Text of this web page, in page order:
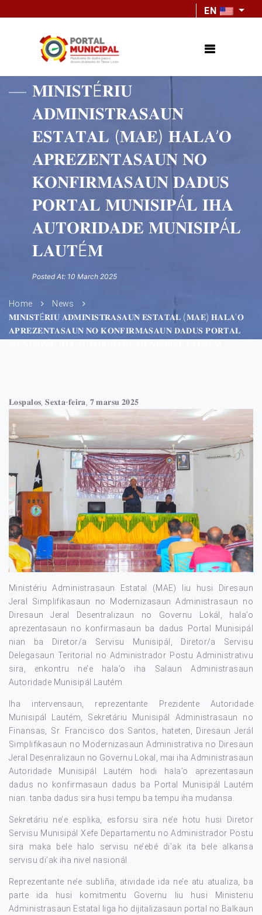
EN
𝐌𝐈𝐍𝐈𝐒𝐓É𝐑𝐈𝐔
𝐀𝐃𝐌𝐈𝐍𝐈𝐒𝐓𝐑𝐀𝐒𝐀𝐔𝐍
𝐄𝐒𝐓𝐀𝐓𝐀𝐋 (𝐌𝐀𝐄) 𝐇𝐀𝐋𝐀’𝐎
𝐀𝐏𝐑𝐄𝐙𝐄𝐍𝐓𝐀𝐒𝐀𝐔𝐍 𝐍𝐎
𝐊𝐎𝐍𝐅𝐈𝐑𝐌𝐀𝐒𝐀𝐔𝐍 𝐃𝐀𝐃𝐔𝐒
𝐏𝐎𝐑𝐓𝐀𝐋 𝐌𝐔𝐍𝐈𝐒𝐈𝐏Á𝐋 𝐈𝐇𝐀
𝐀𝐔𝐓𝐎𝐑𝐈𝐃𝐀𝐃𝐄 𝐌𝐔𝐍𝐈𝐒𝐈𝐏Á𝐋
𝐋𝐀𝐔𝐓É𝐌
Posted At: 10 March 2025
Home
News
𝐌𝐈𝐍𝐈𝐒𝐓É𝐑𝐈𝐔 𝐀𝐃𝐌𝐈𝐍𝐈𝐒𝐓𝐑𝐀𝐒𝐀𝐔𝐍 𝐄𝐒𝐓𝐀𝐓𝐀𝐋 (𝐌𝐀𝐄) 𝐇𝐀𝐋𝐀’𝐎
𝐀𝐏𝐑𝐄𝐙𝐄𝐍𝐓𝐀𝐒𝐀𝐔𝐍 𝐍𝐎 𝐊𝐎𝐍𝐅𝐈𝐑𝐌𝐀𝐒𝐀𝐔𝐍 𝐃𝐀𝐃𝐔𝐒 𝐏𝐎𝐑𝐓𝐀𝐋
𝐋𝐨𝐬𝐩𝐚𝐥𝐨𝐬, 𝐒𝐞𝐱𝐭𝐚-𝐟𝐞𝐢𝐫𝐚, 𝟕 𝐦𝐚𝐫𝐬𝐮 𝟐𝟎𝟐𝟓
Ministériu Administrasaun Estatal (MAE) liu husi Diresaun
Jeral Simplifikasaun no Modernizasaun Administrasaun no
Diresaun Jeral Desentralizaun no Governu Lokál, hala’o
aprezentasaun no konfirmasaun ba dadus Portal Munisipál
nian ba Diretor/a Servisu Munisipál, Diretor/a Servisu
Delegasaun Teritorial no Administrador Postu Administrativu
sira, enkontru ne’e hala’o iha Salaun Administrasaun
Autoridade Munisipál Lautém.
Iha intervensaun, reprezentante Prezidente Autoridade
Munisipál Lautém, Sekretáriu Munisipál Administrasaun no
Finansas, Sr. Francisco dos Santos, hateten, Diresaun Jerál
Simplifikasaun no Modernizasaun Administrativa no Diresaun
Jeral Desenralizaun no Governu Lokal, mai iha Administrasaun
Autoridade Munisipál Lautém hodi hala’o aprezentasaun
dadus no konfirmasaun dadus ba Portal Munisipál Lautém
nian. tanba dadus sira husi tempu ba tempu iha mudansa.
Sekretáriu ne’e esplika, esforsu sira ne’e hotu husi Diretor
Servisu Munisipál Xefe Departamentu no Administrador Postu
sira maka bele halo servisu ne’ebé di’ak ita bele alkansa
servisu di’ak iha nivel nasionál.
Reprezentante ne’e subliña, atividade ida ne’e atu atualiza, ba
parte ida husi komitmentu Governu liu husi Ministeriu
Administrasaun Estatal liga ho dijitalizasaun portal no Balkaun